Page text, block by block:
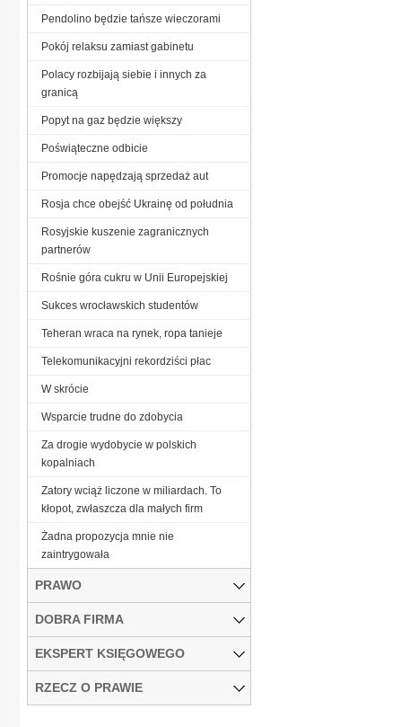
Pendolino będzie tańsze wieczorami
Pokój relaksu zamiast gabinetu
Polacy rozbijają siebie i innych za
granicą
Popyt na gaz będzie większy
Poświąteczne odbicie
Promocje napędzają sprzedaż aut
Rosja chce obejść Ukrainę od południa
Rosyjskie kuszenie zagranicznych
partnerów
Rośnie góra cukru w Unii Europejskiej
Sukces wrocławskich studentów
Teheran wraca na rynek, ropa tanieje
Telekomunikacyjni rekordziści płac
W skrócie
Wsparcie trudne do zdobycia
Za drogie wydobycie w polskich
kopalniach
Zatory wciąż liczone w miliardach. To
kłopot, zwłaszcza dla małych firm
Żadna propozycja mnie nie
zaintrygowała
PRAWO
DOBRA FIRMA
EKSPERT KSIĘGOWEGO
RZECZ O PRAWIE